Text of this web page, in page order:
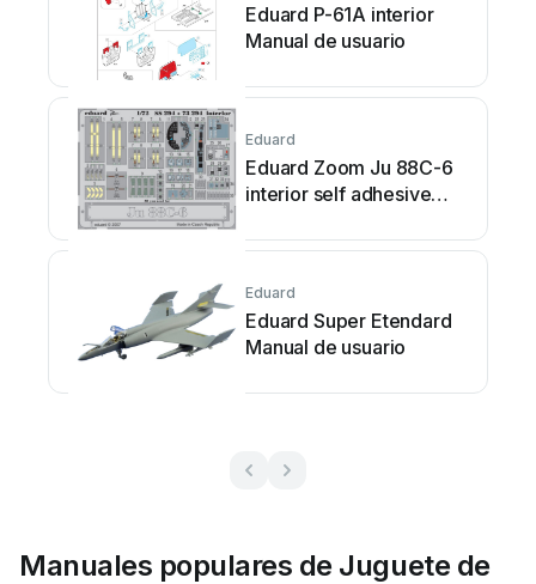
Eduard P-61A interior
Manual de usuario
Eduard
Eduard Zoom Ju 88C-6
interior self adhesive
Eduard
Eduard Super Etendard
Manual de usuario
Manuales populares de Juguete de